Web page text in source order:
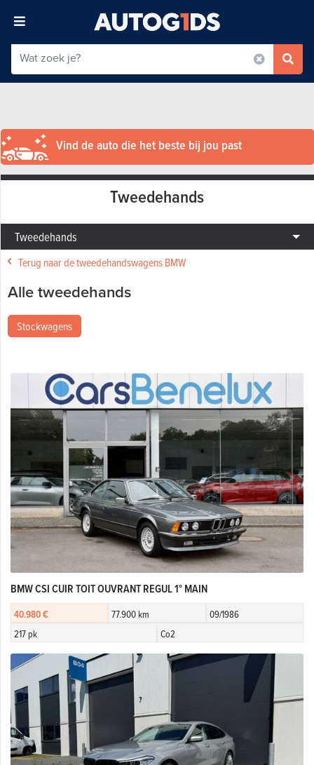
Vind de auto die het beste bij jou past
Tweedehands
Tweedehands
Terug naar de tweedehandswagens BMW
Alle tweedehands
Stockwagens
BMW CSI CUIR TOIT OUVRANT REGUL 1° MAIN
40.980 € 77.900 km
09/1986
217 pk
Co2